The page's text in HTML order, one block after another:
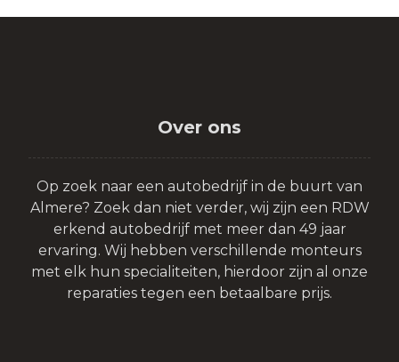
Over ons
Op zoek naar een autobedrijf in de buurt van
Almere? Zoek dan niet verder, wij zijn een RDW
erkend autobedrijf met meer dan 49 jaar
ervaring. Wij hebben verschillende monteurs
met elk hun specialiteiten, hierdoor zijn al onze
reparaties tegen een betaalbare prijs.